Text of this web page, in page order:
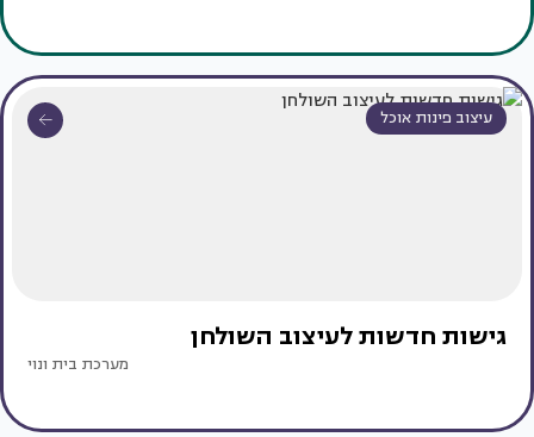
עיצוב פינות אוכל
גישות חדשות לעיצוב השולחן
מערכת בית ונוי